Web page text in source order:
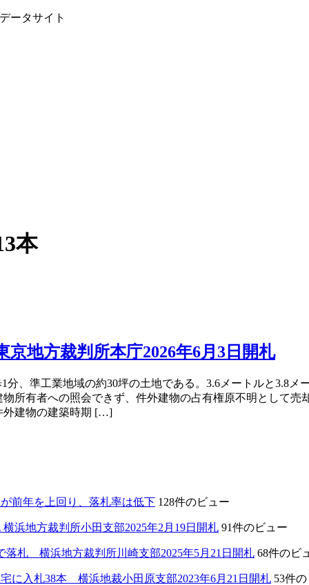
ータサイト
本
地方裁判所本庁2026年6月3日開札
、準工業地域の約30坪の土地である。3.6メートルと3.8
所有者への照会できず、件外建物の占有権原不明として
外建物の建築時期 […]
前年を上回り、落札率は低下 128件のビュー
浜地方裁判所小田支部2025年2月19日開札 91件のビュー
落札 横浜地方裁判所川崎支部2025年5月21日開札 68件のビ
に入札38本 横浜地裁小田原支部2023年6月21日開札 53件